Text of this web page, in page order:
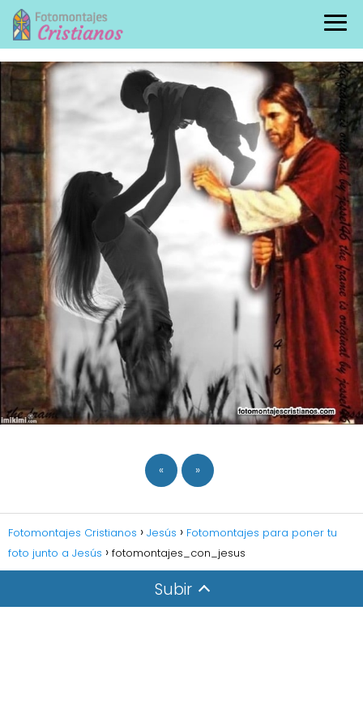
« »
Fotomontajes Cristianos Jesús
Fotomontajes para poner tu
foto junto a Jesús
fotomontajes_con_jesus
Subir